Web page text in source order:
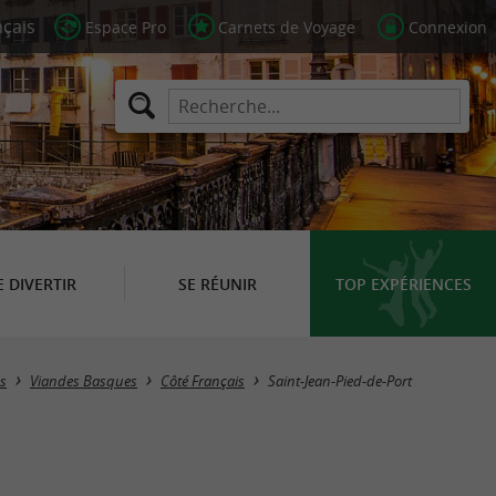
Espace Pro Carnets de Voyage Connexion
DIVERTIR SE RÉUNIR TOP EXPÉRIENCES
Masquer la carte
Viandes Basques Côté Français Saint-Jean-Pied-de-Port